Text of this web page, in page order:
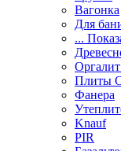
Вагонка
Для
...
Плиты
Фанера
Knauf
PIR